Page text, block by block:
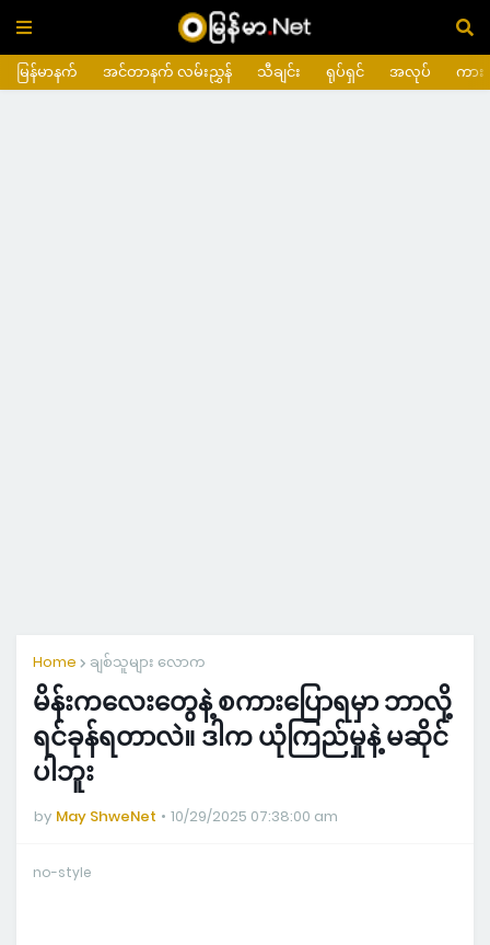
မြန်မာနက် အင်တာနက် လမ်းညွှန် သီချင်း ရုပ်ရှင် အလုပ် ကား
Home ချစ်သူများ လောက
မိန်းကလေးတွေနဲ့ စကားပြောရမှာ ဘာလို့
ရင်ခုန်ရတာလဲ။ ဒါက ယုံကြည်မှုနဲ့ မဆိုင်
ပါဘူး
by May ShweNet 10/29/2025 07:38:00 am
no-style